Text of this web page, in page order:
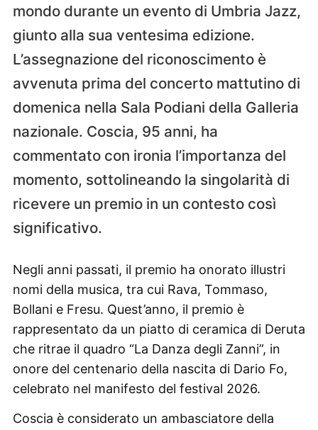
mondo durante un evento di Umbria Jazz,
giunto alla sua ventesima edizione.
L’assegnazione del riconoscimento è
avvenuta prima del concerto mattutino di
domenica nella Sala Podiani della Galleria
nazionale. Coscia, 95 anni, ha
commentato con ironia l’importanza del
momento, sottolineando la singolarità di
ricevere un premio in un contesto così
significativo.
Negli anni passati, il premio ha onorato illustri
nomi della musica, tra cui Rava, Tommaso,
Bollani e Fresu. Quest’anno, il premio è
rappresentato da un piatto di ceramica di Deruta
che ritrae il quadro “La Danza degli Zanni”, in
onore del centenario della nascita di Dario Fo,
celebrato nel manifesto del festival 2026.
Coscia è considerato un ambasciatore della